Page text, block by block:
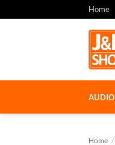
naar
Home
AUDIO
Home /